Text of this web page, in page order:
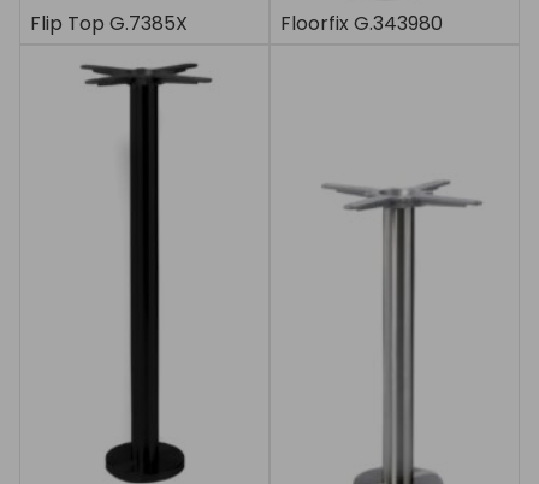
Flip Top G.7385X Floorfix G.343980